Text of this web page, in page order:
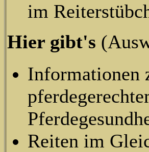
im
Hier gibt's
Informationen
Reiten im